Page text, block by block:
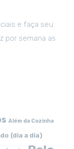
e faça seu
por semana as
Além da Cozinha
(dia a dia)